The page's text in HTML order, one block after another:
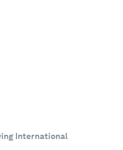
International